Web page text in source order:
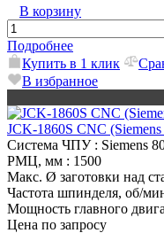
В корзину
Подробнее
Купить в 1 клик
В избранное
JCK-1860S CNC
Система ЧПУ: Siemens
РМЦ, мм : 1500
Макс. Ø заготовки над
Частота шпинделя, об/
Мощность главного
Цена по запросу